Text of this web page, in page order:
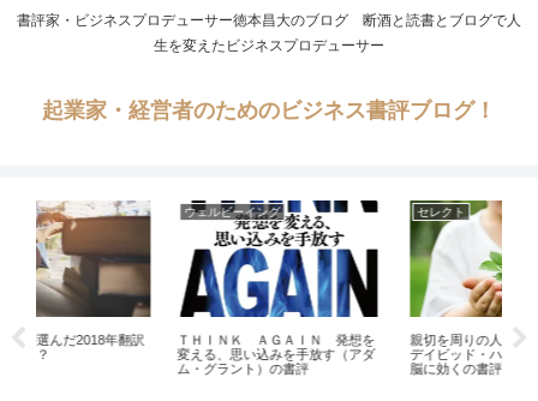
書評家・ビジネスプロデューサー徳本昌大のブログ 断酒と読書とブログで人
生を変えたビジネスプロデューサー
起業家・経営者のためのビジネス書評ブログ！
を
セレクト
親切を周りの人に伝染させよう！
デイビッド・ハミルトンの親切は
AI
トーマス・フリードマンの遅刻し
てくれて、ありがとう 常識が通
じない時代の生き方 遅刻してくれ